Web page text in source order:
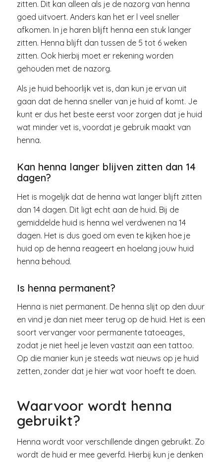
zitten. Dit kan alleen als je de nazorg van henna
goed uitvoert. Anders kan het er l veel sneller
afkomen. In je haren blijft henna een stuk langer
zitten. Henna blijft dan tussen de 5 tot 6 weken
zitten. Ook hierbij moet er rekening worden
gehouden met de nazorg.
Als je huid behoorlijk vet is, dan kun je ervan uit
gaan dat de henna sneller van je huid af komt. Je
kunt er dus het beste eerst voor zorgen dat je huid
wat minder vet is, voordat je gebruik maakt van
henna.
Kan henna langer blijven zitten dan 14
dagen?
Het is mogelijk dat de henna wat langer blijft zitten
dan 14 dagen. Dit ligt echt aan de huid. Bij de
gemiddelde huid is henna wel verdwenen na 14
dagen. Het is dus goed om even te kijken hoe je
huid op de henna reageert en hoelang jouw huid
henna behoud.
Is henna permanent?
Henna is niet permanent. De henna slijt op den duur
en vind je dan niet meer terug op de huid. Het is een
soort vervanger voor permanente tatoeages,
zodat je niet heel je leven vastzit aan een tattoo.
Op die manier kun je steeds wat nieuws op je huid
zetten, zonder dat je hier wat voor hoeft te doen.
Waarvoor wordt henna
gebruikt?
Henna wordt voor verschillende dingen gebruikt. Zo
wordt de huid er mee geverfd. Hierbij kun je denken